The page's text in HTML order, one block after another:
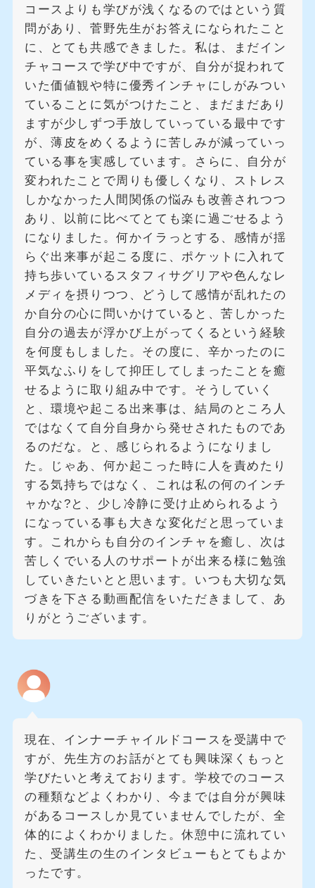
コースよりも学びが浅くなるのではという質
問があり、菅野先生がお答えになられたこと
に、とても共感できました。私は、まだイン
チャコースで学び中ですが、自分が捉われて
いた価値観や特に優秀インチャにしがみつい
ていることに気がつけたこと、まだまだあり
ますが少しずつ手放していっている最中です
が、薄皮をめくるように苦しみが減っていっ
ている事を実感しています。さらに、自分が
変われたことで周りも優しくなり、ストレス
しかなかった人間関係の悩みも改善されつつ
あり、以前に比べてとても楽に過ごせるよう
になりました。何かイラっとする、感情が揺
らぐ出来事が起こる度に、ポケットに入れて
持ち歩いているスタフィサグリアや色んなレ
メディを摂りつつ、どうして感情が乱れたの
か自分の心に問いかけていると、苦しかった
自分の過去が浮かび上がってくるという経験
を何度もしました。その度に、辛かったのに
平気なふりをして抑圧してしまったことを癒
せるように取り組み中です。そうしていく
と、環境や起こる出来事は、結局のところ人
ではなくて自分自身から発せされたものであ
るのだな。と、感じられるようになりまし
た。じゃあ、何か起こった時に人を責めたり
する気持ちではなく、これは私の何のインチ
ャかな?と、少し冷静に受け止められるよう
になっている事も大きな変化だと思っていま
す。これからも自分のインチャを癒し、次は
苦しくでいる人のサポートが出来る様に勉強
していきたいとと思います。いつも大切な気
づきを下さる動画配信をいただきまして、あ
りがとうございます。
現在、インナーチャイルドコースを受講中で
すが、先生方のお話がとても興味深くもっと
学びたいと考えております。学校でのコース
の種類などよくわかり、今までは自分が興味
があるコースしか見ていませんでしたが、全
体的によくわかりました。休憩中に流れてい
た、受講生の生のインタビューもとてもよか
ったです。